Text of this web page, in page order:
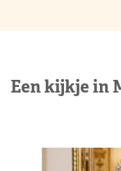
Een kijkje in